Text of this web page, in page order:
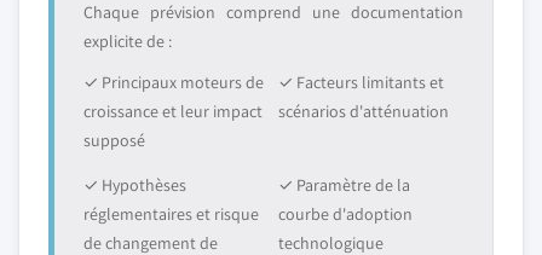
Chaque prévision comprend une documentation
explicite de :
✓ Principaux moteurs de
croissance et leur impact
supposé
✓ Facteurs limitants et
scénarios d'atténuation
✓ Hypothèses
réglementaires et risque
de changement de
✓ Paramètre de la
courbe d'adoption
technologique